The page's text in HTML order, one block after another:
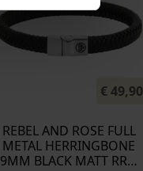
€49,90
REBEL AND ROSE FULL
METAL HERRINGBONE
9MM BLACK MATT RR…